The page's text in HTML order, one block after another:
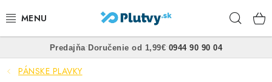
na
PLÁVANIEPredajňa• Doručenie od 1,99€• 0944 90 90 04
PÁNSKE PLAVKY